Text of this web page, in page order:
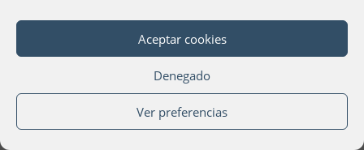
Aceptar cookies
Denegado
Ver preferencias
©Cámara Oficial de Comercio, Industria, Servicios y
Navegación de València 2020